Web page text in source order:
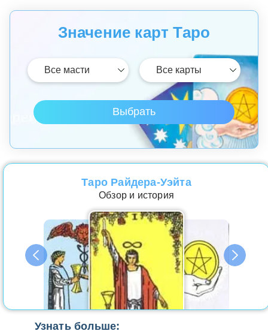
Значение карт Таро
Таро Райдера-Уэйта
Обзор и история
Узнать больше: